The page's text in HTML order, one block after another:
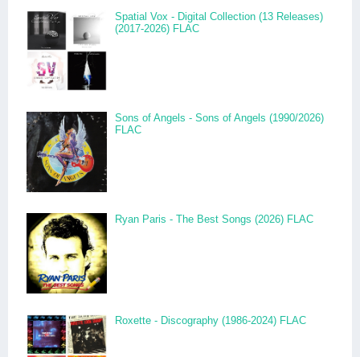
Spatial Vox - Digital Collection (13 Releases)
(2017-2026) FLAC
Sons of Angels - Sons of Angels (1990/2026)
FLAC
Ryan Paris - The Best Songs (2026) FLAC
Roxette - Discography (1986-2024) FLAC